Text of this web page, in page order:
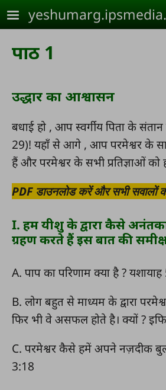
Skip to main content
पाठ 1
उद्धार का आश्वासन
बधाई हो , आप स्वर्गीय पिता के संतान
29)! यहाँ से आगे , आप परमेश्वर के
हैं और परमेश्वर के सभी प्रतिज्ञाओं
PDF डाउनलोड करें और सभी सवालों
I. हम यीशु के द्वारा कैसे
ग्रहण करते हैं इस बात की
A. पाप का परिणाम क्या है ?
B. लोग बहुत से माध्यम के द्वारा
फिर भी वे असफल होते है। क्यों ?
C. परमेश्वर कैसे हमें अपने नज़दीक
3:18